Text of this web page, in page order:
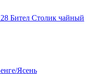
Бител Столик чайный